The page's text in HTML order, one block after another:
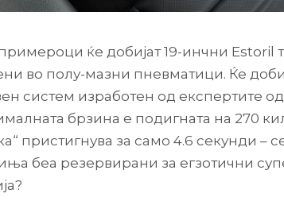
ќе добијат 19-инчни Estoril
во полу-мазни пневматици. Ќе
систем изработен од експертите
брзина е подигната на 270
пристигнува за само 4.6 секунди –
беа резервирани за егзотични